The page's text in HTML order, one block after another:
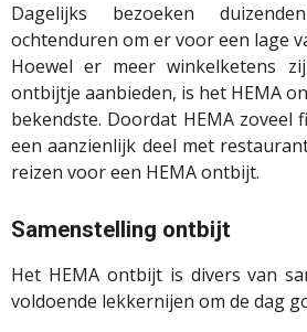
Dagelijks bezoeken
ochtenduren om er voor een lage
Hoewel er meer winkelketens
ontbijtje aanbieden, is het HEMA
bekendste. Doordat HEMA zoveel
een aanzienlijk deel met
reizen voor een HEMA ontbijt.
Samenstelling ontbijt
Het HEMA ontbijt is divers van
voldoende lekkernijen om de dag